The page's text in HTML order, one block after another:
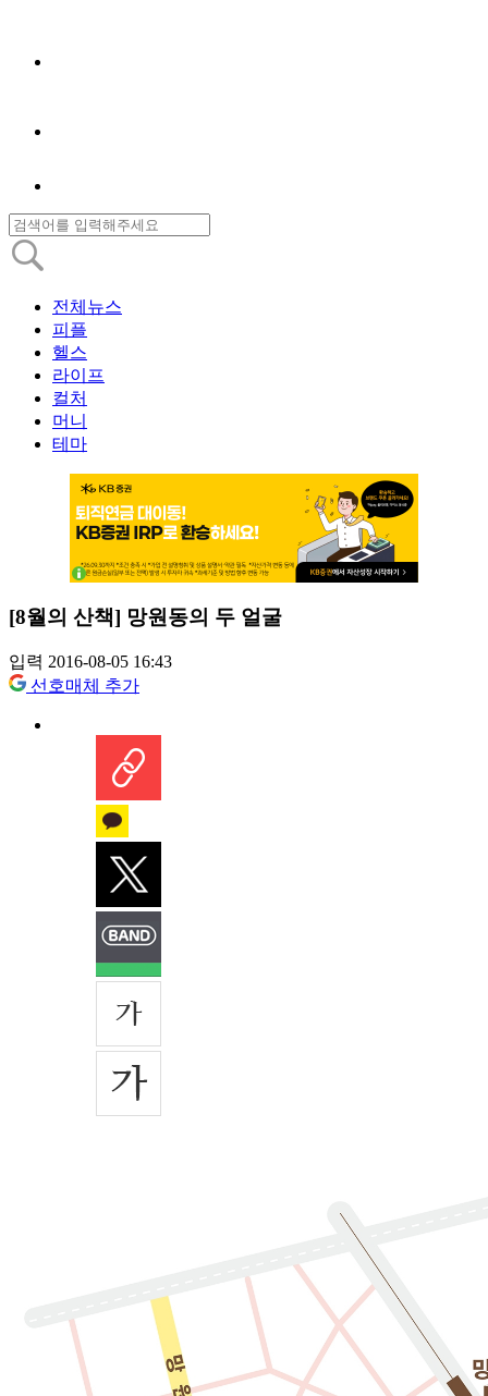
전체뉴스
피플
헬스
라이프
컬처
머니
테마
[8월의 산책] 망원동의 두 얼굴
입력 2016-08-05 16:43
선호매체 추가